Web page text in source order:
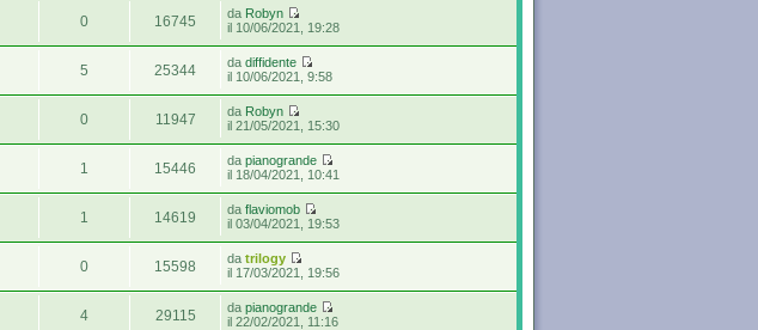
0 16745 da Robyn
il 10/06/2021, 19:28
5 25344 dadiffidente
il 10/06/2021, 9:58
0 11947 da Robyn
il 21/05/2021, 15:30
1 15446 dapianogrande
il 18/04/2021, 10:41
1 14619 daflaviomob
il 03/04/2021, 19:53
0 15598 datrilogy
il 17/03/2021, 19:56
4 29115 dapianogrande
il 22/02/2021, 11:16